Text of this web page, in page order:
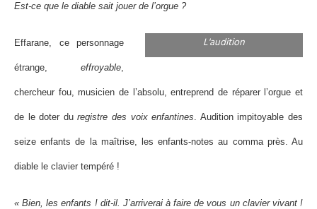
Est-ce que le diable sait jouer de l’orgue ?
L'audition
Effarane, ce personnage
étrange, effroyable,
chercheur fou, musicien de l’absolu, entreprend de réparer l’orgue et
de le doter duregistre des voix enfantines. Audition impitoyable des
seize enfants de la maîtrise, les enfants-notes au comma près. Au
diable le clavier tempéré !
« Bien, les enfants ! dit-il. J’arriverai à faire de vous un clavier vivant !